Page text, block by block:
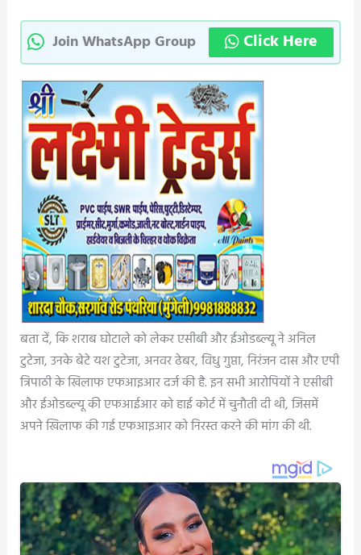
Join WhatsApp Group Click Here
बता दें, कि शराब घोटाले को लेकर एसीबी और ईओडब्ल्यू ने अनिल
टुटेजा, उनके बेटे यश टुटेजा, अनवर ढेबर, विधु गुप्ता, निरंजन दास और एपी
त्रिपाठी के खिलाफ एफआइआर दर्ज की है. इन सभी आरोपियों ने एसीबी
और ईओडब्ल्यू की एफआईआर को हाई कोर्ट में चुनौती दी थी, जिसमें
अपने खिलाफ की गई एफआइआर को निरस्त करने की मांग की थी.